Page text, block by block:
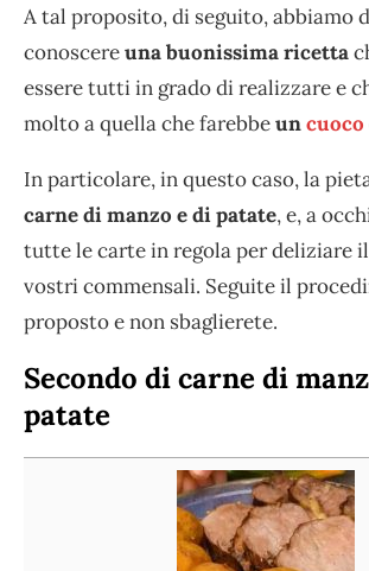
A tal proposito, di seguito, abbiamo
conoscereuna buonissima ricetta
essere tutti in grado di realizzare e
molto a quella che farebbeuncuoco
In particolare, in questo caso, la
carne di manzo e di patate, e, a
tutte le carte in regola per deliziare
vostri commensali. Seguite il
proposto e non sbaglierete.
Secondo di carne di
patate